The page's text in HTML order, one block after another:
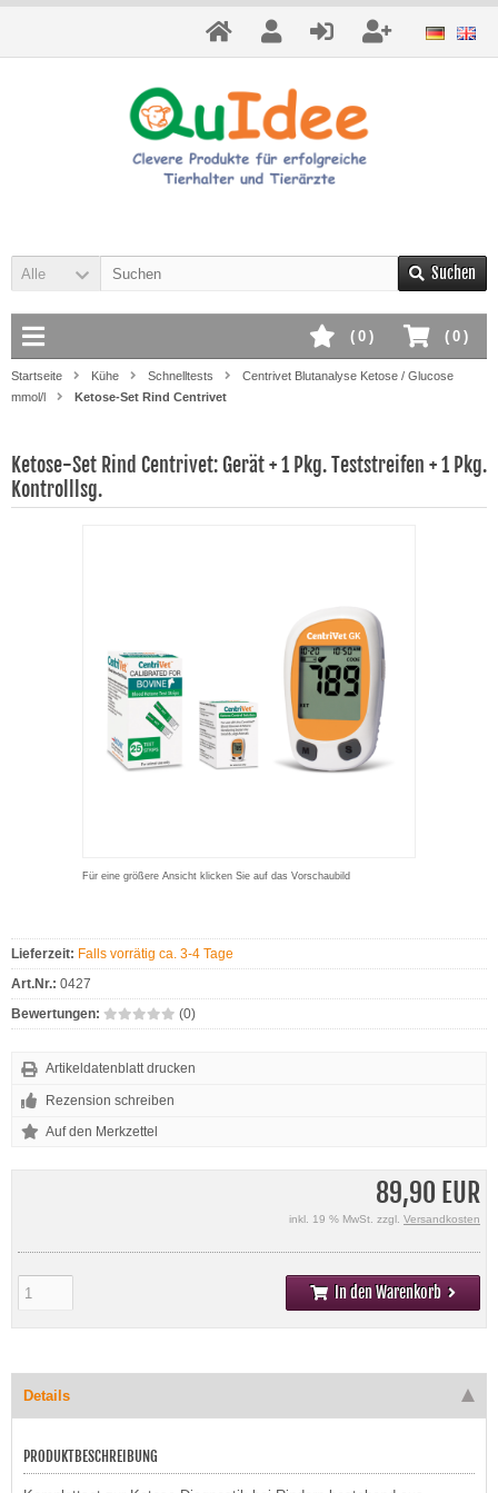
Alle Suchen
( 0 )
( 0 )
Startseite Kühe Schnelltests
Centrivet Blutanalyse Ketose / Glucose
mmol/l
Ketose-Set Rind Centrivet
Ketose-Set Rind Centrivet: Gerät + 1 Pkg. Teststreifen + 1 Pkg.
Kontrolllsg.
Für eine größere Ansicht klicken Sie auf das Vorschaubild
89,90 EUR
inkl. 19 % MwSt. zzgl. Versandkosten
In den Warenkorb
Lieferzeit: Falls vorrätig ca. 3-4 Tage
Art.Nr.: 0427
Bewertungen:
(0)
Artikeldatenblatt drucken
Rezension schreiben
Details
PRODUKTBESCHREIBUNG